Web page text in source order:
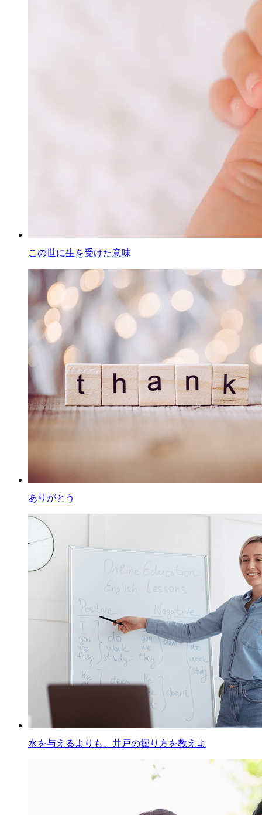
この世に生を受けた意味
ありがとう
水を与えるよりも、井戸の掘り方を教えよ